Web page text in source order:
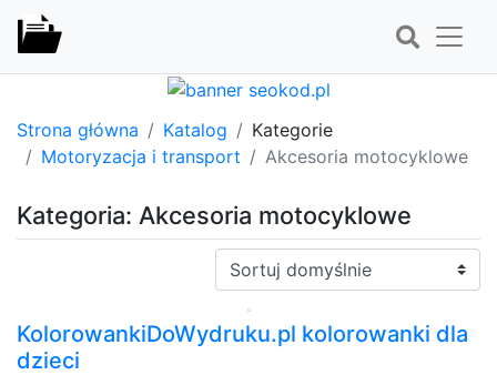
Strona główna Katalog
Kategorie
Motoryzacja i transport
Akcesoria motocyklowe
Kategoria: Akcesoria motocyklowe
Sortuj:
KolorowankiDoWydruku.pl kolorowanki dla
dzieci